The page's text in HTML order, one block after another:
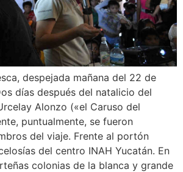
despejada mañana del 22 de
días después del natalicio del
Alonzo («el Caruso del
puntualmente, se fueron
del viaje. Frente al portón
del centro INAH Yucatán. En
colonias de la blanca y grande